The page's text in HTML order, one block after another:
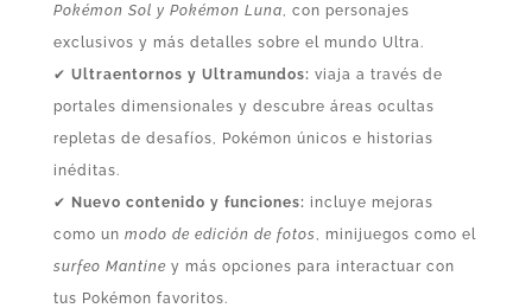
Pokémon Sol y Pokémon Luna , con personajes
exclusivos y más detalles sobre el mundo Ultra.
✔ Ultraentornos y Ultramundos: viaja a través de
portales dimensionales y descubre áreas ocultas
repletas de desafíos, Pokémon únicos e historias
inéditas.
✔ Nuevo contenido y funciones: incluye mejoras
como un modo de edición de fotos , minijuegos como el
surfeo Mantine y más opciones para interactuar con
tus Pokémon favoritos.